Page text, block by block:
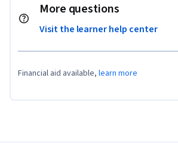
More questions
Visit the learner help center
Financial aid available, learn more